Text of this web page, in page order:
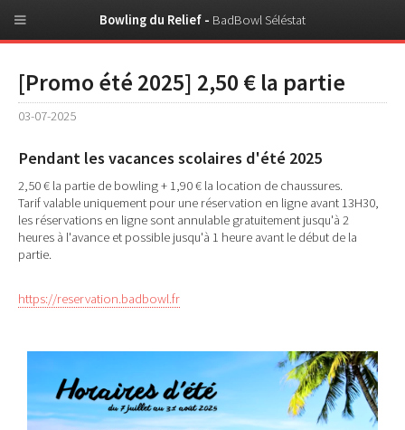
[Promo été 2025] 2,50 € la partie
03-07-2025
Pendant les vacances scolaires d'été 2025
2,50 € la partie de bowling + 1,90 € la location de chaussures.
Tarif valable uniquement pour une réservation en ligne avant 13H30,
les réservations en ligne sont annulable gratuitement jusqu'à 2
heures à l'avance et possible jusqu'à 1 heure avant le début de la
partie.
https://reservation.badbowl.fr
Bowling du Relief - BadBowl Séléstat